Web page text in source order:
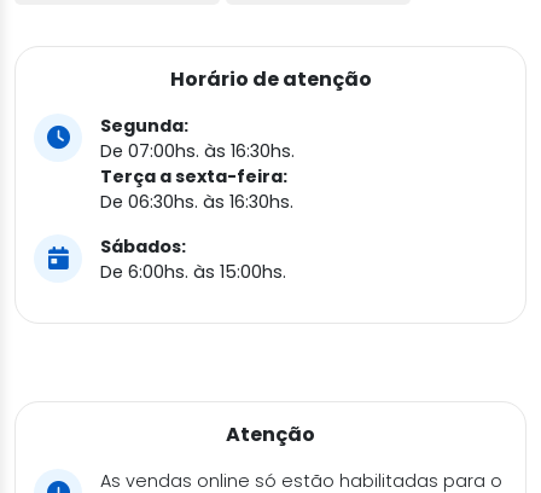
Horário de atenção
Segunda:
De 07:00hs. às 16:30hs.
Terça a sexta-feira:
De 06:30hs. às 16:30hs.
Sábados:
De 6:00hs. às 15:00hs.
Atenção
As vendas online só estão habilitadas para o